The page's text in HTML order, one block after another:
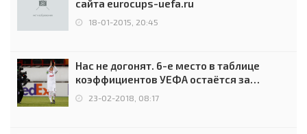
сайта eurocups-uefa.ru
18-01-2015, 20:45
Нас не догонят. 6-е место в таблице
коэффициентов УЕФА остаётся за
Россией
23-02-2018, 08:17